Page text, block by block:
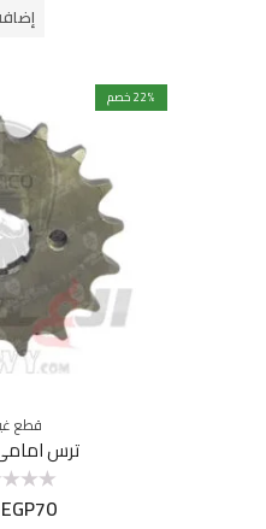
22% خصم
قطع
ترس امامي 17
التقييمEGP70